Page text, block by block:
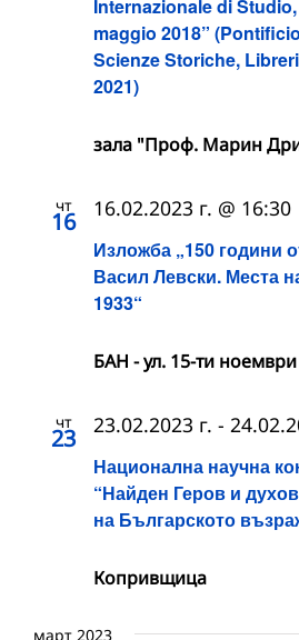
Internazionale di
maggio 2018”
Scienze Storiche,
2021)
зала "Проф. Марин
чт
16
Изложба „150 години
Васил Левски. Места
1933“
16.02.2023 г. @ 16:30
БАН - ул. 15-ти ноември
чт
23
Национална научна
“Найден Геров и
на Българското
23.02.2023 г. -
Копривщица
март 2023